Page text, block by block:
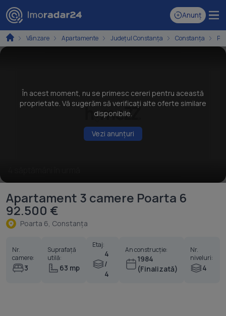
Anunț
Vânzare Apartamente Județul Constanța Constanța
În acest moment, nu se primesc cereri pentru această
proprietate. Vă sugerăm să verificați alte oferte similare
disponibile.
Vezi anunțuri
Apartament 3 camere Poarta 6
92.500 €
Poarta 6, Constanţa
Nr.
camere:
3
Suprafață
utilă:
63 mp
Etaj:
4
/
4
An construcție:
1984
(Finalizată)
Nr.
niveluri:
4